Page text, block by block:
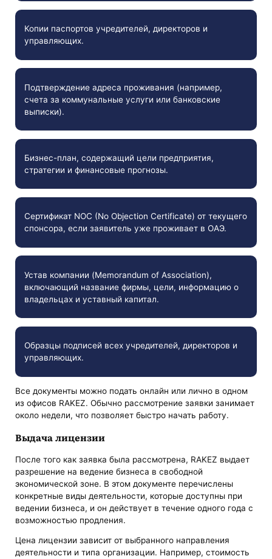
Копии паспортов учредителей, директоров и
управляющих.
Подтверждение адреса проживания (например,
счета за коммунальные услуги или банковские
выписки).
Бизнес-план, содержащий цели предприятия,
стратегии и финансовые прогнозы.
Сертификат NOC (No Objection Certificate) от текущего
спонсора, если заявитель уже проживает в ОАЭ.
Устав компании (Memorandum of Association),
включающий название фирмы, цели, информацию о
владельцах и уставный капитал.
Образцы подписей всех учредителей, директоров и
управляющих.
Все документы можно подать онлайн или лично в одном
из офисов RAKEZ. Обычно рассмотрение заявки занимает
около недели, что позволяет быстро начать работу.
Выдача лицензии
После того как заявка была рассмотрена, RAKEZ выдает
разрешение на ведение бизнеса в свободной
экономической зоне. В этом документе перечислены
конкретные виды деятельности, которые доступны при
ведении бизнеса, и он действует в течение одного года с
возможностью продления.
Цена лицензии зависит от выбранного направления
деятельности и типа организации. Например, стоимость